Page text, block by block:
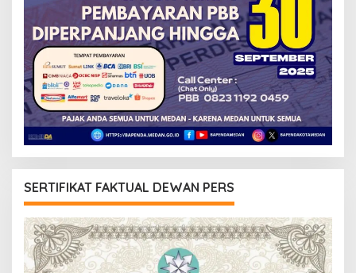
SERTIFIKAT FAKTUAL DEWAN PERS